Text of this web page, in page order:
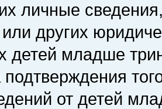
личные
других
детей младше
подтверждения
от детей